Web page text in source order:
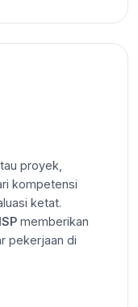
proyek,
kompetensi
ketat.
memberikan
pekerjaan di